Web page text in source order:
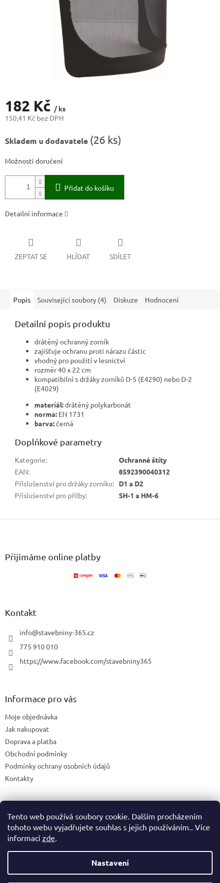
Tento web používá soubory cookie. Dalším procházením
tohoto webu vyjadřujete souhlas s jejich používáním.. Více
informací zde.
Nastavení
182 Kč / ks
150,41 Kč bez DPH
cena:
Skladem u dodavatele (26 ks)
Možnosti doručení
Přidat do košíku
Detailní informace
ZEPTAT SE HLÍDAT SDÍLET
Popis Související soubory (4) Diskuze Hodnocení
Detailní popis produktu
drátěný ochranný zorník
zajišťuje ochranu proti nárazu částic
vhodný pro použití v lesnictví
rozměr 40 x 22 cm
kompatibilní s držáky zorníků D-5 (E4290) nebo D-2
(E4029)
materiál:drátěný polykarbonát
norma: EN 1731
barva:černá
Doplňkové parametry
Kategorie:
Ochranné štíty
EAN:
8592390040312
Příslušenství pro držáky zorníku:
D1 a D2
Příslušenství pro přilby: SH-1 a HM-6
Přijímáme online platby
Kontakt
info@stavebniny-365.cz
775 910 010
https://www.facebook.com/stavebniny365
Informace pro vás
Moje objednávka
Jak nakupovat
Doprava a platba
Obchodní podmínky
Podmínky ochrany osobních údajů
Kontakty
Blog
Vytvořil Shoptet